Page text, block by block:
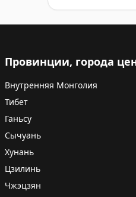
Провинции, города
Внутренняя Монголия
Тибет
Ганьсу
Сычуань
Хунань
Цзилинь
Чжэцзян